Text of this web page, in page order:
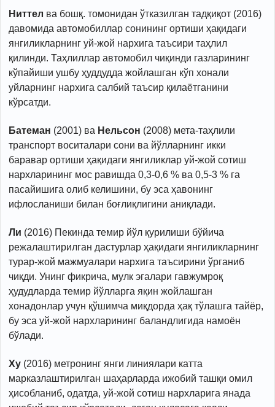
Ниттел ва бошқ. томонидан ўтказилган тадқиқот (2016)
давомида автомобиллар сонининг ортиши ҳақидаги
янгиликларнинг уй-жой нархига таъсири таҳлил
қилинди. Таҳлиллар автомобил чиқинди газларининг
кўпайиши ушбу ҳуддудда жойлашган кўп хонали
уйларнинг нархига салбий таъсир қилаётганини
кўрсатди.
Батеман (2001) ва Нельсон (2008) мета-таҳлили
транспорт воситалари сони ва йўлларнинг икки
баравар ортиши ҳақидаги янгиликлар уй-жой сотиш
нархларининг мос равишда 0,3-0,6 % ва 0,5-3 % га
пасайишига олиб келишини, бу эса ҳавонинг
ифлосланиши билан боғлиқлигини аниқлади.
Ли (2016) Пекинда темир йўл қурилиши бўйича
режалаштирилган дастурлар ҳақидаги янгиликларнинг
турар-жой мажмуалари нархига таъсирини ўрганиб
чиқди. Унинг фикрича, мулк эгалари гавжумроқ
ҳудудларда темир йўлларга яқин жойлашган
хонадонлар учун қўшимча миқдорда ҳақ тўлашга тайёр,
бу эса уй-жой нархларининг баландлигида намоён
бўлади.
Ху (2016) метронинг янги линиялари катта
марказлаштирилган шаҳарларда ижобий ташқи омил
ҳисобланиб, одатда, уй-жой сотиш нархларига янада